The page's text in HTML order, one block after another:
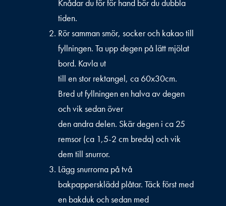
Knådar du för för hand bör du dubbla
tiden.
Rör samman smör, socker och kakao till
fyllningen. Ta upp degen på lätt mjölat
bord. Kavla ut
till en stor rektangel, ca 60x30cm.
Bred ut fyllningen en halva av degen
och vik sedan över
den andra delen. Skär degen i ca 25
remsor (ca 1,5-2 cm breda) och vik
dem till snurror.
Lägg snurrorna på två
bakpappersklädd plåtar. Täck först med
en bakduk och sedan med